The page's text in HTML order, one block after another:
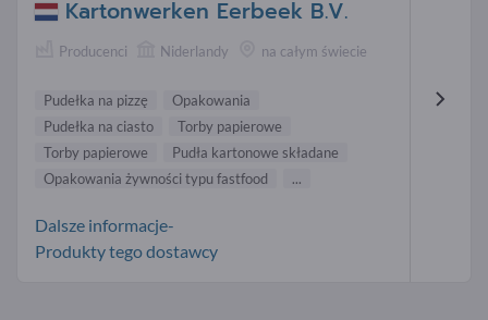
Kartonwerken Eerbeek B.V.
Producenci Niderlandy na całym świecie
Pudełka na pizzę
Opakowania
Pudełka na ciasto
Torby papierowe
Torby papierowe
Pudła kartonowe składane
Opakowania żywności typu fastfood
...
Dalsze informacje-
Produkty tego dostawcy